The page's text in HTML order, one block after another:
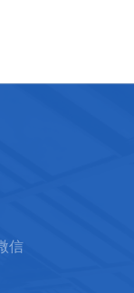
信